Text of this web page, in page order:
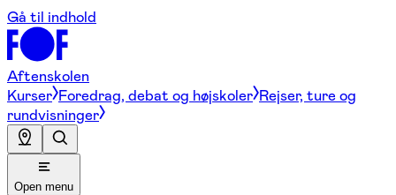
Gå til indhold
Aftenskolen
Kurser Foredrag, debat og højskoler Rejser, ture og
rundvisninger
Open menu